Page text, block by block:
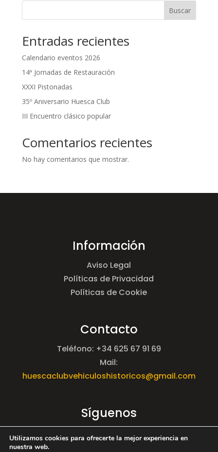
Buscar
Entradas recientes
Calendario eventos 2026
14ª Jornadas de Restauración
XXXI Pistonadas
35º Aniversario Huesca Club
III Encuentro clásico popular
Comentarios recientes
No hay comentarios que mostrar.
Información
Aviso Legal
Políticas de Privacidad
Políticas de Cookie
Contacto
Teléfono: +34 625 67 91 69
Mail:
huescaclubvehiculoshistoricos@gmail.com
Síguenos
Utilizamos cookies para ofrecerte la mejor experiencia en
nuestra web.